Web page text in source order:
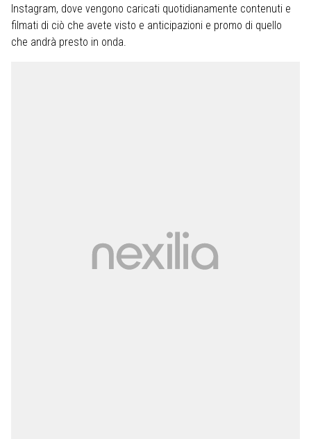
Instagram, dove vengono caricati quotidianamente contenuti e
filmati di ciò che avete visto e anticipazioni e promo di quello
che andrà presto in onda.